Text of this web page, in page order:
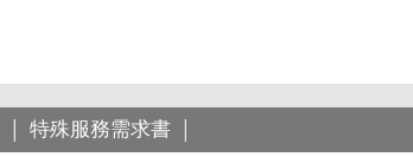
特殊服務需求書